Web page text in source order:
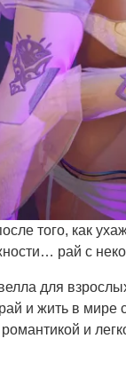
того, как
рай с
для
и жить в
и